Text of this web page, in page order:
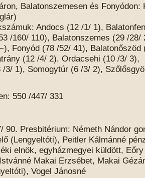
Balatonszemesen és Fonyódon:
Andocs (12 /1/ 1),
/160/ 110), Balatonszemes (29 /28/
Fonyód (78 /52/ 41), Balatonőszöd
(12 /4/ 2), Ordacsehi (10 /3/ 3),
/3/ 1), Somogytúr (6 /3/ 2),
550 /447/ 331
90. Presbitérium: Németh Nándor
(Lengyeltóti), Peitler Kálmánné
elnök, egyházmegyei küldött,
Makai Erzsébet, Makai
Vogel Jánosné